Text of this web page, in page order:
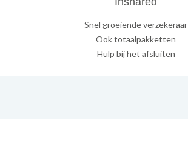
Snel groeiende verzekeraar
Ook totaalpakketten
Hulp bij het afsluiten